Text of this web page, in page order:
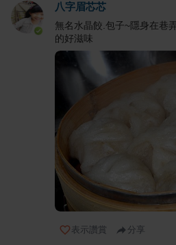
八字眉芯芯
無名水晶餃.包子~隱身在巷
的好滋味
表示讚賞 分享